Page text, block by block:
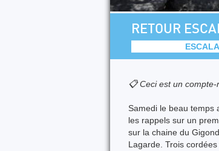
RETOUR
📋 Ceci est un
Samedi le beau temps
les rappels sur un
sur la chaine du
Lagarde. Trois